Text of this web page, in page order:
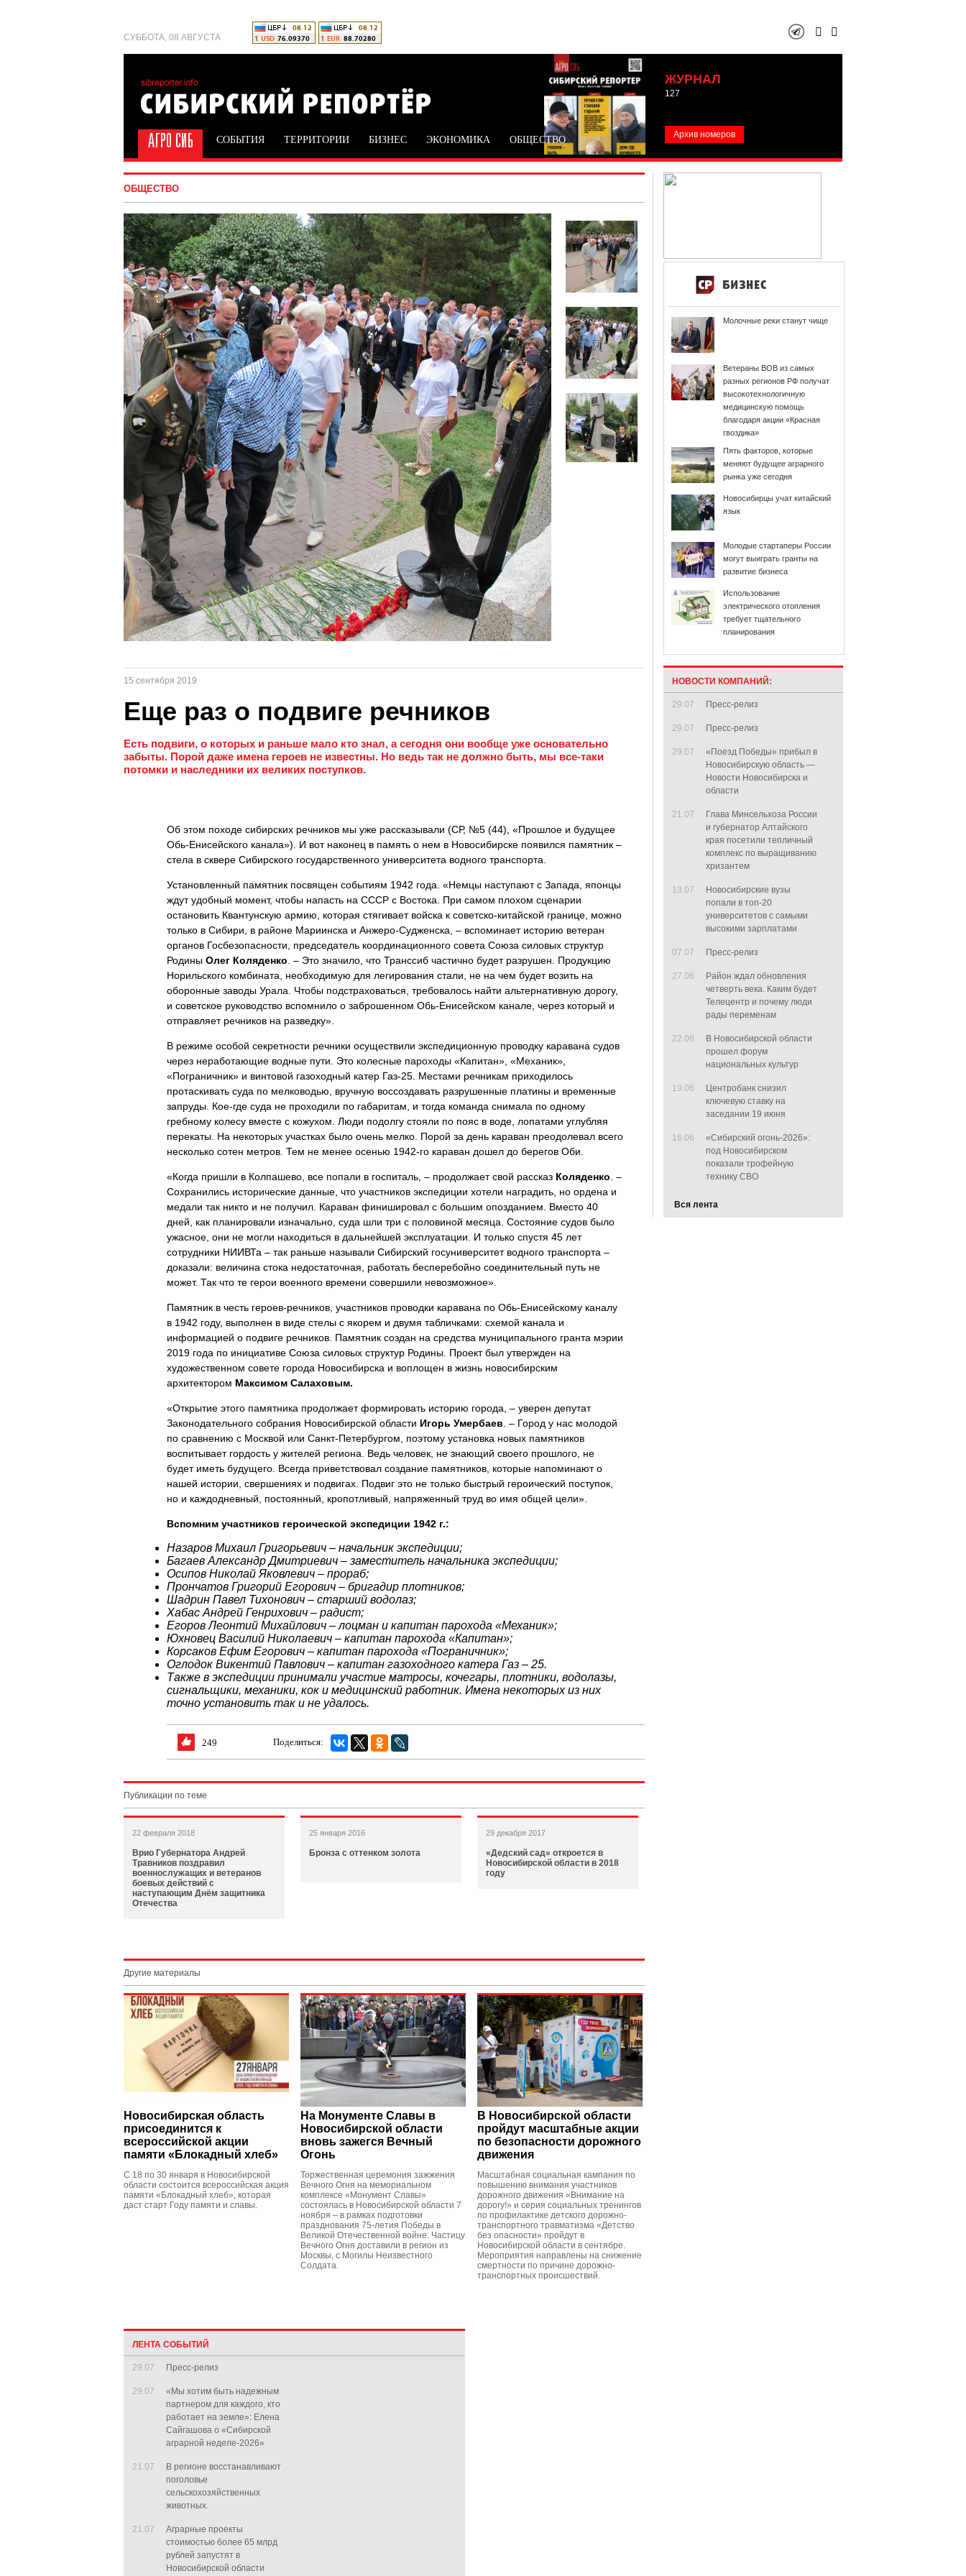
СУББОТА, 08 АВГУСТА
ЖУРНАЛ
127
Архив номеров
СОБЫТИЯ ТЕРРИТОРИИ БИЗНЕС ЭКОНОМИКА ОБЩЕСТВО
ОБЩЕСТВО
15 сентября 2019
Еще раз о подвиге речников
Есть подвиги, о которых и раньше мало кто знал, а сегодня они вообще уже основательно
забыты. Порой даже имена героев не известны. Но ведь так не должно быть, мы все-таки
потомки и наследники их великих поступков.
Об этом походе сибирских речников мы уже рассказывали (СР, №5 (44), «Прошлое и будущее
Обь-Енисейского канала»). И вот наконец в память о нем в Новосибирске появился памятник –
стела в сквере Сибирского государственного университета водного транспорта.
Установленный памятник посвящен событиям 1942 года. «Немцы наступают с Запада, японцы
ждут удобный момент, чтобы напасть на СССР с Востока. При самом плохом сценарии
остановить Квантунскую армию, которая стягивает войска к советско-китайской границе, можно
только в Сибири, в районе Мариинска и Анжеро-Судженска, – вспоминает историю ветеран
органов Госбезопасности, председатель координационного совета Союза силовых структур
Родины Олег Коляденко . – Это значило, что Транссиб частично будет разрушен. Продукцию
Норильского комбината, необходимую для легирования стали, не на чем будет возить на
оборонные заводы Урала. Чтобы подстраховаться, требовалось найти альтернативную дорогу,
и советское руководство вспомнило о заброшенном Обь-Енисейском канале, через который и
отправляет речников на разведку».
В режиме особой секретности речники осуществили экспедиционную проводку каравана судов
через неработающие водные пути. Это колесные пароходы «Капитан», «Механик»,
«Пограничник» и винтовой газоходный катер Газ-25. Местами речникам приходилось
протаскивать суда по мелководью, вручную воссоздавать разрушенные платины и временные
запруды. Кое-где суда не проходили по габаритам, и тогда команда снимала по одному
гребному колесу вместе с кожухом. Люди подолгу стояли по пояс в воде, лопатами углубляя
перекаты. На некоторых участках было очень мелко. Порой за день караван преодолевал всего
несколько сотен метров. Тем не менее осенью 1942-го караван дошел до берегов Оби.
«Когда пришли в Колпашево, все попали в госпиталь, – продолжает свой рассказ Коляденко . –
Сохранились исторические данные, что участников экспедиции хотели наградить, но ордена и
медали так никто и не получил. Караван финишировал с большим опозданием. Вместо 40
дней, как планировали изначально, суда шли три с половиной месяца. Состояние судов было
ужасное, они не могли находиться в дальнейшей эксплуатации. И только спустя 45 лет
сотрудники НИИВТа – так раньше называли Сибирский госуниверситет водного транспорта –
доказали: величина стока недостаточная, работать бесперебойно соединительный путь не
может. Так что те герои военного времени совершили невозможное».
Памятник в честь героев-речников, участников проводки каравана по Обь-Енисейскому каналу
в 1942 году, выполнен в виде стелы с якорем и двумя табличками: схемой канала и
информацией о подвиге речников. Памятник создан на средства муниципального гранта мэрии
2019 года по инициативе Союза силовых структур Родины. Проект был утвержден на
художественном совете города Новосибирска и воплощен в жизнь новосибирским
архитектором Максимом Салаховым.
«Открытие этого памятника продолжает формировать историю города, – уверен депутат
Законодательного собрания Новосибирской области Игорь Умербаев . – Город у нас молодой
по сравнению с Москвой или Санкт-Петербургом, поэтому установка новых памятников
воспитывает гордость у жителей региона. Ведь человек, не знающий своего прошлого, не
будет иметь будущего. Всегда приветствовал создание памятников, которые напоминают о
нашей истории, свершениях и подвигах. Подвиг это не только быстрый героический поступок,
но и каждодневный, постоянный, кропотливый, напряженный труд во имя общей цели».
Вспомним участников героической экспедиции 1942 г.:
Назаров Михаил Григорьевич – начальник экспедиции;
Багаев Александр Дмитриевич – заместитель начальника экспедиции;
Осипов Николай Яковлевич – прораб;
Прончатов Григорий Егорович – бригадир плотников;
Шадрин Павел Тихонович – старший водолаз;
Хабас Андрей Генрихович – радист;
Егоров Леонтий Михайлович – лоцман и капитан парохода «Механик»;
Юхновец Василий Николаевич – капитан парохода «Капитан»;
Корсаков Ефим Егорович – капитан парохода «Пограничник»;
Оглодок Викентий Павлович – капитан газоходного катера Газ – 25.
Также в экспедиции принимали участие матросы, кочегары, плотники, водолазы,
сигнальщики, механики, кок и медицинский работник. Имена некоторых из них
точно установить так и не удалось.
249 Поделиться:
Публикации по теме
22 февраля 2018
Врио Губернатора Андрей
Травников поздравил
военнослужащих и ветеранов
боевых действий с
наступающим Днём защитника
Отечества
25 января 2016
Бронза с оттенком золота
29 декабря 2017
«Дедский сад» откроется в
Новосибирской области в 2018
году
Другие материалы
Новосибирская область
присоединится к
всероссийской акции
памяти «Блокадный хлеб»
С 18 по 30 января в Новосибирской
области состоится всероссийская акция
памяти «Блокадный хлеб», которая
даст старт Году памяти и славы.
На Монументе Славы в
Новосибирской области
вновь зажегся Вечный
Огонь
Торжественная церемония зажжения
Вечного Огня на мемориальном
комплексе «Монумент Славы»
состоялась в Новосибирской области 7
ноября – в рамках подготовки
празднования 75-летия Победы в
Великой Отечественной войне. Частицу
Вечного Огня доставили в регион из
Москвы, с Могилы Неизвестного
Солдата.
В Новосибирской области
пройдут масштабные акции
по безопасности дорожного
движения
Масштабная социальная кампания по
повышению внимания участников
дорожного движения «Внимание на
дорогу!» и серия социальных тренингов
по профилактике детского дорожно-
транспортного травматизма «Детство
без опасности» пройдут в
Новосибирской области в сентябре.
Мероприятия направлены на снижение
смертности по причине дорожно-
транспортных происшествий.
ЛЕНТА СОБЫТИЙ
29.07 Пресс-релиз
29.07
«Мы хотим быть надежным
партнером для каждого, кто
работает на земле»: Елена
Сайгашова о «Сибирской
аграрной неделе-2026»
21.07
В регионе восстанавливают
поголовье
сельскохозяйственных
животных.
21.07
Аграрные проекты
стоимостью более 65 млрд
рублей запустят в
Новосибирской области
Молочные реки станут чище
Ветераны ВОВ из самых
разных регионов РФ получат
высокотехнологичную
медицинскую помощь
благодаря акции «Красная
гвоздика»
Пять факторов, которые
меняют будущее аграрного
рынка уже сегодня
Новосибирцы учат китайский
язык
Молодые стартаперы России
могут выиграть гранты на
развитие бизнеса
Использование
электрического отопления
требует тщательного
планирования
НОВОСТИ КОМПАНИЙ:
29.07 Пресс-релиз
29.07 Пресс-релиз
29.07
«Поезд Победы» прибыл в
Новосибирскую область —
Новости Новосибирска и
области
21.07
Глава Минсельхоза России
и губернатор Алтайского
края посетили тепличный
комплекс по выращиванию
хризантем
13.07
Новосибирские вузы
попали в топ-20
университетов с самыми
высокими зарплатами
07.07 Пресс-релиз
27.06
Район ждал обновления
четверть века. Каким будет
Телецентр и почему люди
рады переменам
22.06
В Новосибирской области
прошел форум
национальных культур
19.06
Центробанк снизил
ключевую ставку на
заседании 19 июня
16.06
«Сибирский огонь-2026»:
под Новосибирском
показали трофейную
технику СВО
Вся лента